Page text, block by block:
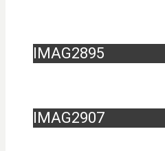
IMAG2895
IMAG2907